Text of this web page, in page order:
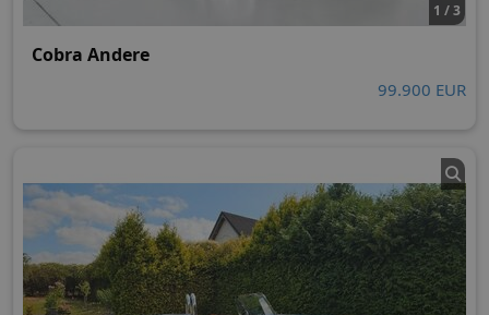
1 / 3
Cobra Andere
99.900 EUR